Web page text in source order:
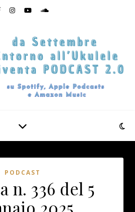
PODCAST
n. 336 del 5
2025